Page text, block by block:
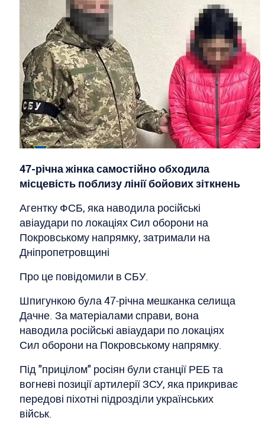
47-річна жінка самостійно обходила
місцевість поблизу лінії бойових зіткнень
Агентку ФСБ, яка наводила російські
авіаудари по локаціях Сил оборони на
Покровському напрямку, затримали на
Дніпропетровщині
Про це повідомили в СБУ.
Шпигункою була 47-річна мешканка селища
Дачне. За матеріалами справи, вона
наводила російські авіаудари по локаціях
Сил оборони на Покровському напрямку.
Під "прицілом" росіян були станції РЕБ та
вогневі позиції артилерії ЗСУ, яка прикриває
передові піхотні підрозділи українських
військ.